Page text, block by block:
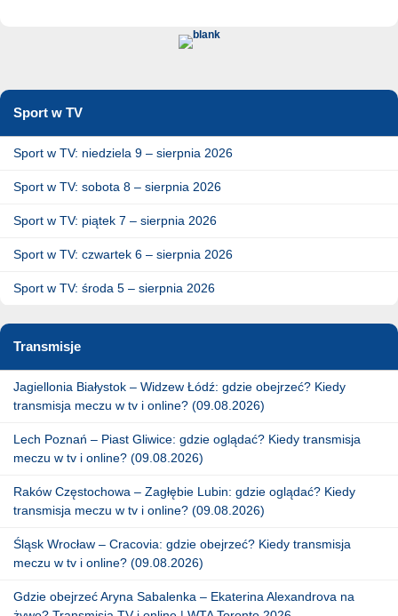
Sport w TV
Sport w TV: niedziela 9 – sierpnia 2026
Sport w TV: sobota 8 – sierpnia 2026
Sport w TV: piątek 7 – sierpnia 2026
Sport w TV: czwartek 6 – sierpnia 2026
Sport w TV: środa 5 – sierpnia 2026
Transmisje
Jagiellonia Białystok – Widzew Łódź: gdzie obejrzeć? Kiedy
transmisja meczu w tv i online? (09.08.2026)
Lech Poznań – Piast Gliwice: gdzie oglądać? Kiedy transmisja
meczu w tv i online? (09.08.2026)
Raków Częstochowa – Zagłębie Lubin: gdzie oglądać? Kiedy
transmisja meczu w tv i online? (09.08.2026)
Śląsk Wrocław – Cracovia: gdzie obejrzeć? Kiedy transmisja
meczu w tv i online? (09.08.2026)
Gdzie obejrzeć Aryna Sabalenka – Ekaterina Alexandrova na